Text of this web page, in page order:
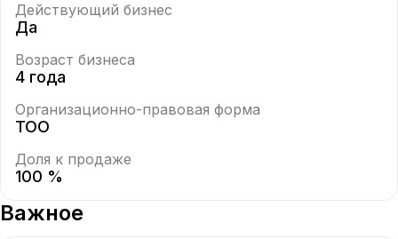
Действующий бизнес
Да
Возраст бизнеса
4 года
Организационно-правовая форма
ТОО
Доля к продаже
100 %
Важное